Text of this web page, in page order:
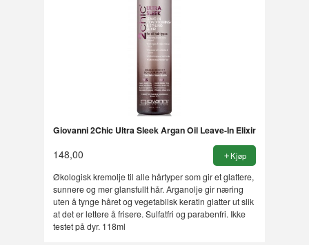
Giovanni 2Chic Ultra Sleek Argan Oil Leave-In Elixir
148,00 Kjøp
Økologisk kremolje til alle hårtyper som gir et glattere,
sunnere og mer glansfullt hår. Arganolje gir næring
uten å tynge håret og vegetabilsk keratin glatter ut slik
at det er lettere å frisere. Sulfatfri og parabenfri. Ikke
testet på dyr. 118ml